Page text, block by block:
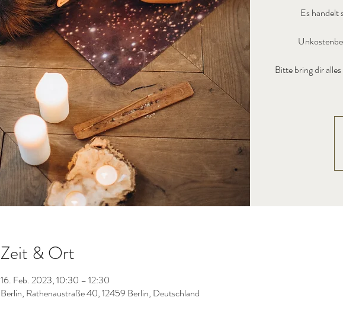
Es handelt
Bitte bring dir
Zeit & Ort
16. Feb. 2023, 10:30 – 12:30
Berlin, Rathenaustraße 40, 12459 Berlin, Deutschland